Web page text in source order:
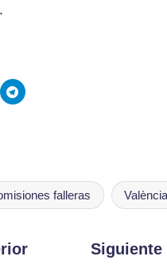
.
falleras València
Siguiente